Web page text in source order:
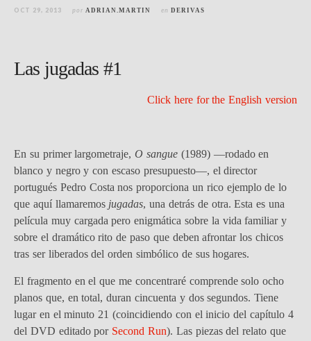
OCT 29, 2013 por ADRIAN.MARTIN en DERIVAS
Las jugadas #1
Click here for the English version
En su primer largometraje,O sangue (1989) —rodado en
blanco y negro y con escaso presupuesto—, el director
portugués Pedro Costa nos proporciona un rico ejemplo de lo
que aquí llamaremos jugadas, una detrás de otra. Esta es una
película muy cargada pero enigmática sobre la vida familiar y
sobre el dramático rito de paso que deben afrontar los chicos
tras ser liberados del orden simbólico de sus hogares.
El fragmento en el que me concentraré comprende solo ocho
planos que, en total, duran cincuenta y dos segundos. Tiene
lugar en el minuto 21 (coincidiendo con el inicio del capítulo 4
del DVD editado por Second Run). Las piezas del relato que